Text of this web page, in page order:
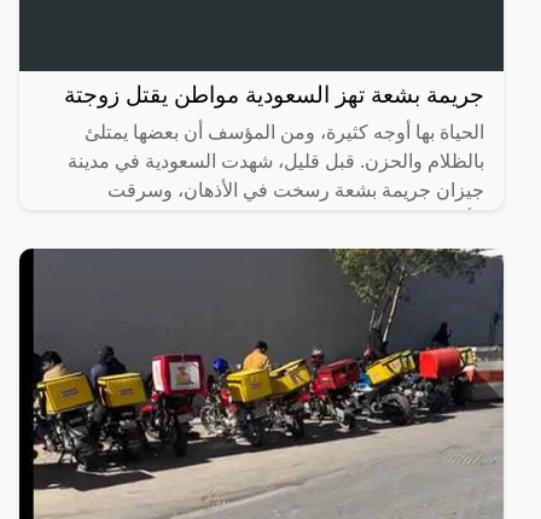
جريمة بشعة تهز السعودية مواطن يقتل زوجتة
الحياة بها أوجه كثيرة، ومن المؤسف أن بعضها يمتلئ
بالظلام والحزن. قبل قليل، شهدت السعودية في مدينة
جيزان جريمة بشعة رسخت في الأذهان، وسرقت